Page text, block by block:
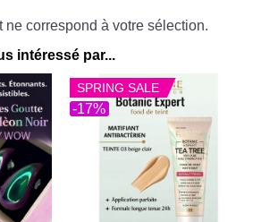
ne correspond à votre sélection.
intéressé par...
-17%
SPRING SALE